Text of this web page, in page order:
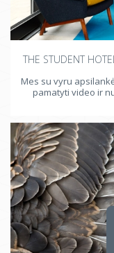
THE STUDENT
Mes su vyru
pamatyti video ir